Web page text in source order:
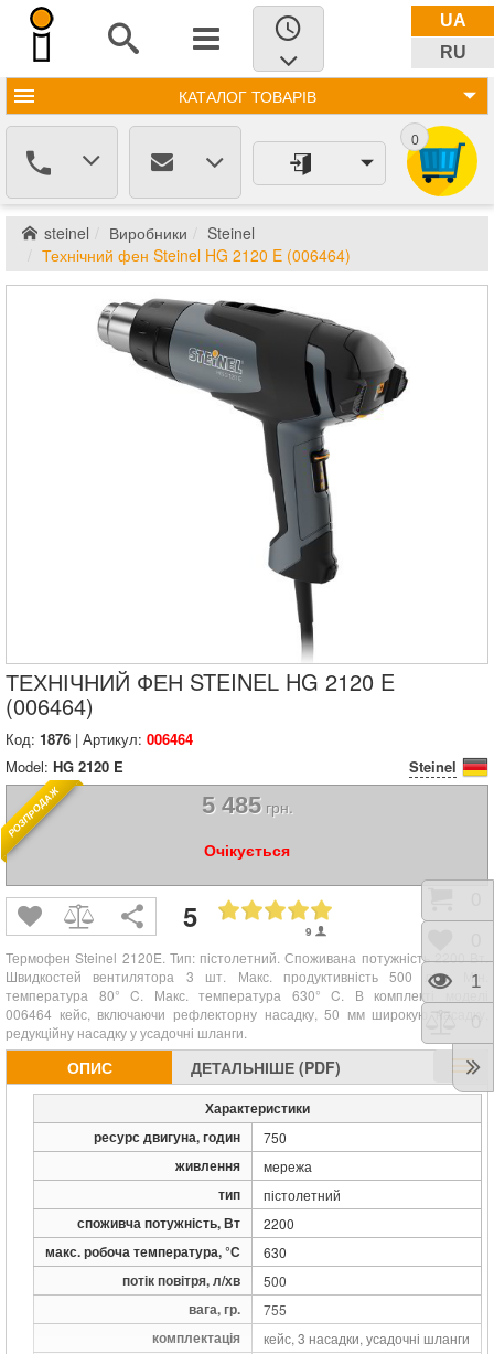
UA
RU
КАТАЛОГ ТОВАРІВ
0
steinel Виробники
Steinel
Технічний фен Steinel HG 2120 E (006464)
ТЕХНІЧНИЙ ФЕН STEINEL HG 2120 E
(006464)
Код: 1876 | Артикул: 006464
Model: HG 2120 E Steinel
РОЗПРОДАЖ 5 485грн.
Очікується
5 9
Термофен Steinel 2120E. Тип: пістолетний. Споживана потужність2200Вт.
Швидкостей вентилятора 3 шт. Макс. продуктивність500
л/хв. Мін.
температура 80° C. Макс. температура 630° C. В комплекті моделі
006464 кейс, включаючи рефлекторну насадку, 50 мм широкую насадку,
редукційну насадку у усадочні шланги.
ОПИС ДЕТАЛЬНІШЕ (PDF)
Характеристики
ресурс двигуна, годин
750
живлення мережа
тип пістолетний
споживча потужність, Вт 2200
макс. робоча температура, °С 630
потік повітря, л/хв 500
вага, гр. 755
комплектація кейс, 3 насадки, усадочні шланги
1
0